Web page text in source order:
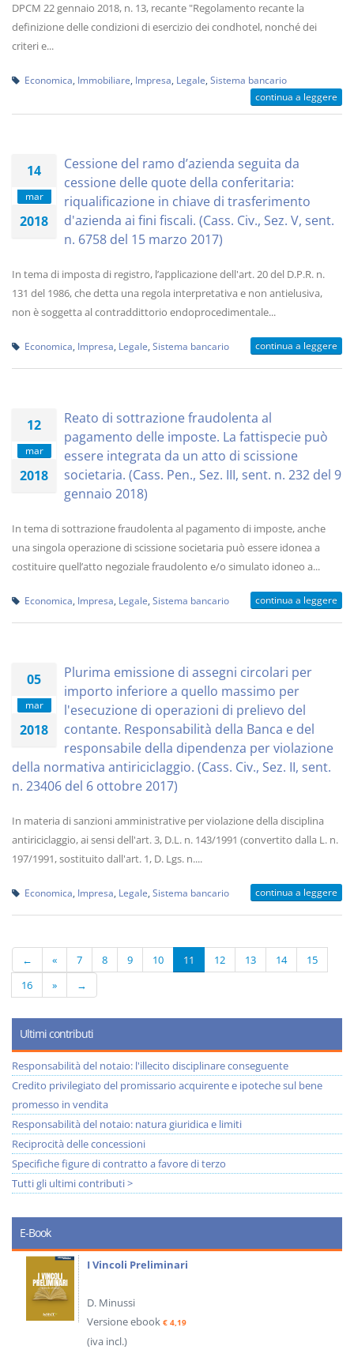
DPCM 22 gennaio 2018, n. 13, recante "Regolamento recante la
definizione delle condizioni di esercizio dei condhotel, nonché dei
criteri e...
Economica Immobiliare Impresa Legale Sistema bancario
continua a leggere
14
mar
2018
Cessione del ramo d’azienda seguita da
cessione delle quote della conferitaria:
riqualificazione in chiave di trasferimento
d'azienda ai fini fiscali. (Cass. Civ., Sez. V, sent.
n. 6758 del 15 marzo 2017)
In tema di imposta di registro, l’applicazione dell'art. 20 del D.P.R. n.
131 del 1986, che detta una regola interpretativa e non antielusiva,
non è soggetta al contraddittorio endoprocedimentale...
Economica Impresa Legale Sistema bancario continua a leggere
12
mar
2018
Reato di sottrazione fraudolenta al
pagamento delle imposte. La fattispecie può
essere integrata da un atto di scissione
societaria. (Cass. Pen., Sez. III, sent. n. 232 del 9
gennaio 2018)
In tema di sottrazione fraudolenta al pagamento di imposte, anche
una singola operazione di scissione societaria può essere idonea a
costituire quell’atto negoziale fraudolento e/o simulato idoneo a...
Economica Impresa Legale Sistema bancario continua a leggere
05
mar
2018
Plurima emissione di assegni circolari per
importo inferiore a quello massimo per
l'esecuzione di operazioni di prelievo del
contante. Responsabilità della Banca e del
responsabile della dipendenza per violazione
della normativa antiriciclaggio. (Cass. Civ., Sez. II, sent.
n. 23406 del 6 ottobre 2017)
In materia di sanzioni amministrative per violazione della disciplina
antiriciclaggio, ai sensi dell'art. 3, D.L. n. 143/1991 (convertito dalla L. n.
197/1991, sostituito dall'art. 1, D. Lgs. n....
Economica Impresa Legale Sistema bancario continua a leggere
← « 7 8 9 10 11 12 13 14
15
16
» →
Ultimi contributi
Responsabilità del notaio: l'illecito disciplinare conseguente
Credito privilegiato del promissario acquirente e ipoteche sul bene
promesso in vendita
Responsabilità del notaio: natura giuridica e limiti
Reciprocità delle concessioni
Specifiche figure di contratto a favore di terzo
Tutti gli ultimi contributi >
E-Book
I Vincoli Preliminari
D. Minussi
Versione ebook € 4,19
(iva incl.)